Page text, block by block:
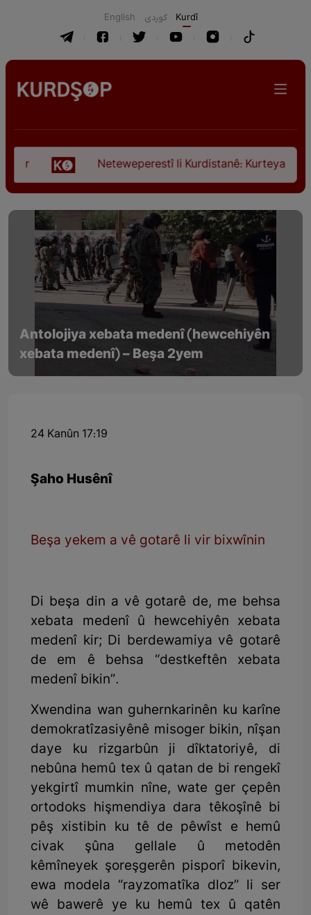
English كوردی Kurdî
Neteweperestî li Kurdistanê: Kurteya
Antolojiya xebata medenî (hewcehiyên
xebata medenî) – Beşa 2yem
24 Kanûn 17:19
Şaho Husênî
Beşa yekem a vê gotarê li vir bixwînin
Di beşa din a vê gotarê de, me behsa
xebata medenî û hewcehiyên xebata
medenî kir; Di berdewamiya vê gotarê
de em ê behsa “destkeftên xebata
medenî bikin”.
Xwendina wan guhernkarinên ku karîne
demokratîzasiyênê misoger bikin, nîşan
daye ku rizgarbûn ji dîktatoriyê, di
nebûna hemû tex û qatan de bi rengekî
yekgirtî mumkin nîne, wate ger çepên
ortodoks hişmendiya dara têkoşînê bi
pêş xistibin ku tê de pêwîst e hemû
civak şûna gellale û metodên
kêmîneyek şoreşgerên pisporî bikevin,
ewa modela “rayzomatîka dloz” li ser
wê bawerê ye ku hemû tex û qatên